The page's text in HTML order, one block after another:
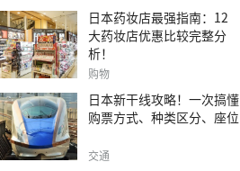
日本药妆店最强指南：12
大药妆店优惠比较完整分
析！
购物
日本新干线攻略！一次搞懂
购票方式、种类区分、座位
交通